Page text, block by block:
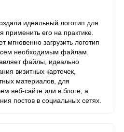
идеальный логотип для
его на практике.
мгновенно загрузить логотип
необходимым файлам.
файлы, идеально
визитных карточек,
материалов, для
веб-сайте или в блоге, а
постов в социальных сетях.